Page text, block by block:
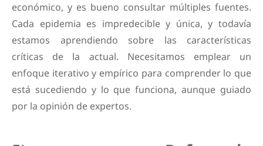
económico, y es bueno consultar múltiples fuentes.
Cada epidemia es impredecible y única, y todavía
estamos aprendiendo sobre las características
críticas de la actual. Necesitamos emplear un
enfoque iterativo y empírico para comprender lo que
está sucediendo y lo que funciona, aunque guiado
por la opinión de expertos.